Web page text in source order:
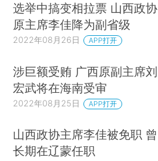
选举中搞变相拉票 山西政协
原主席李佳降为副省级
2022年08月26日 APP打开
涉巨额受贿 广西原副主席刘
宏武将在海南受审
2022年08月25日 APP打开
山西政协主席李佳被免职 曾
长期在辽蒙任职